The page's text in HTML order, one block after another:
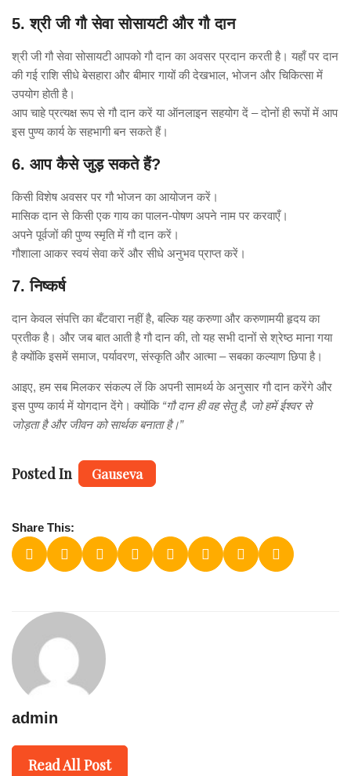
5. श्री जी गौ सेवा सोसायटी और गौ दान
श्री जी गौ सेवा सोसायटी आपको गौ दान का अवसर प्रदान करती है। यहाँ पर दान
की गई राशि सीधे बेसहारा और बीमार गायों की देखभाल, भोजन और चिकित्सा में
उपयोग होती है।
आप चाहे प्रत्यक्ष रूप से गौ दान करें या ऑनलाइन सहयोग दें – दोनों ही रूपों में आप
इस पुण्य कार्य के सहभागी बन सकते हैं।
6. आप कैसे जुड़ सकते हैं?
किसी विशेष अवसर पर गौ भोजन का आयोजन करें।
मासिक दान से किसी एक गाय का पालन-पोषण अपने नाम पर करवाएँ।
अपने पूर्वजों की पुण्य स्मृति में गौ दान करें।
गौशाला आकर स्वयं सेवा करें और सीधे अनुभव प्राप्त करें।
7. निष्कर्ष
दान केवल संपत्ति का बँटवारा नहीं है, बल्कि यह करुणा और करुणामयी हृदय का
प्रतीक है। और जब बात आती है गौ दान की, तो यह सभी दानों से श्रेष्ठ माना गया
है क्योंकि इसमें समाज, पर्यावरण, संस्कृति और आत्मा – सबका कल्याण छिपा है।
आइए, हम सब मिलकर संकल्प लें कि अपनी सामर्थ्य के अनुसार गौ दान करेंगे और
इस पुण्य कार्य में योगदान देंगे। क्योंकि “गौ दान ही वह सेतु है, जो हमें ईश्वर से
जोड़ता है और जीवन को सार्थक बनाता है।”
Posted In Gauseva
Share This:
admin
Read All Post